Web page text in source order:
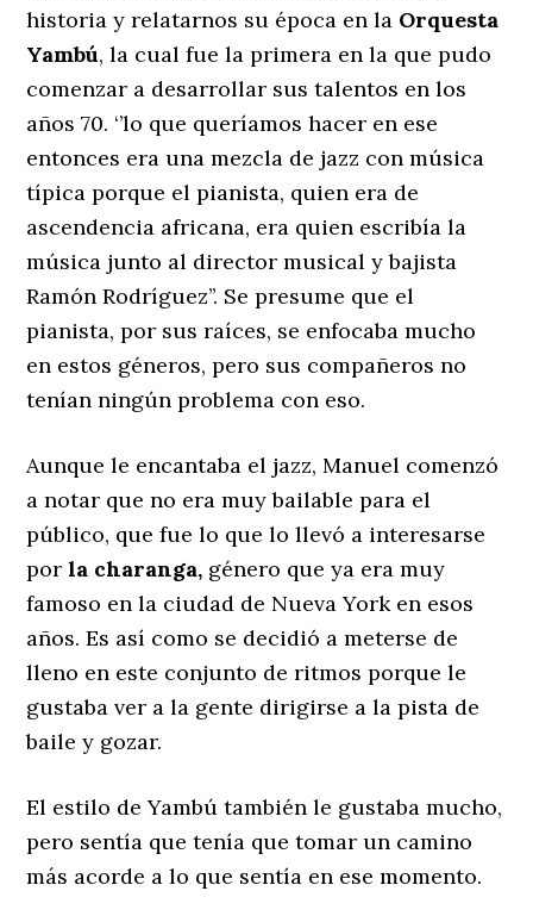
historia y relatarnos su época en la Orquesta
Yambú, la cual fue la primera en la que pudo
comenzar a desarrollar sus talentos en los
años 70. ‘’lo que queríamos hacer en ese
entonces era una mezcla de jazz con música
típica porque el pianista, quien era de
ascendencia africana, era quien escribía la
música junto al director musical y bajista
Ramón Rodríguez’’. Se presume que el
pianista, por sus raíces, se enfocaba mucho
en estos géneros, pero sus compañeros no
tenían ningún problema con eso.
Aunque le encantaba el jazz, Manuel comenzó
a notar que no era muy bailable para el
público, que fue lo que lo llevó a interesarse
porla charanga, género que ya era muy
famoso en la ciudad de Nueva York en esos
años. Es así como se decidió a meterse de
lleno en este conjunto de ritmos porque le
gustaba ver a la gente dirigirse a la pista de
baile y gozar.
El estilo de Yambú también le gustaba mucho,
pero sentía que tenía que tomar un camino
más acorde a lo que sentía en ese momento.